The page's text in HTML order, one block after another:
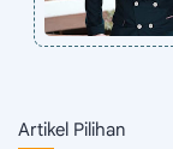
Artikel Pilihan